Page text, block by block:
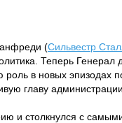
(Сильвестр
Теперь Генерал
роль в новых эпизодах
главу
и столкнулся с